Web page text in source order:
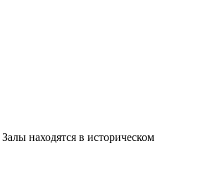
находятся в историческом